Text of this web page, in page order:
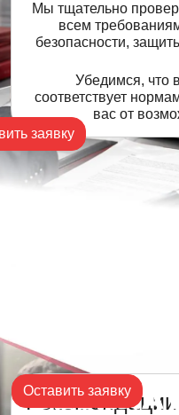
Мы тщательно
всем
безопасности,
Убедимся, что
соответствует
вас от
заявку
Оставить заявку